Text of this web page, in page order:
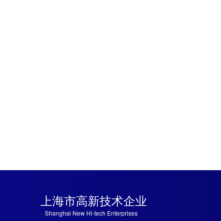
上海市高新技术企业
Shanghai New Hi-tech Enterprises